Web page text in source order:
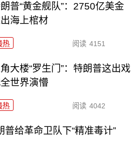
普“黄金舰队”：2750亿美金
海上棺材
热 阅读 4151
大楼“罗生门”：特朗普这出戏
世界演懵
热 阅读 4042
给革命卫队下“精准毒计”